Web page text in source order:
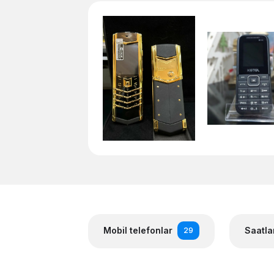
Mobil telefonlar 29